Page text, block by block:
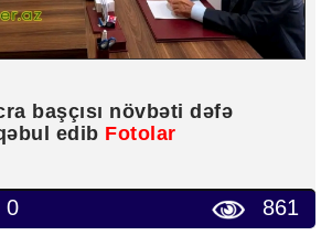
başçısı növbəti dəfə
edib Fotolar
0 861